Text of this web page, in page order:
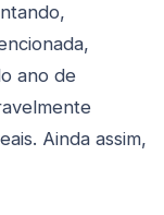
ano de
Ainda assim,